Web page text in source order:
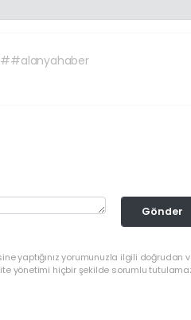
##alanyahaber
Gönder
yaptığınız yorumunuzla ilgili doğrudan
yönetimi hiçbir şekilde sorumlu